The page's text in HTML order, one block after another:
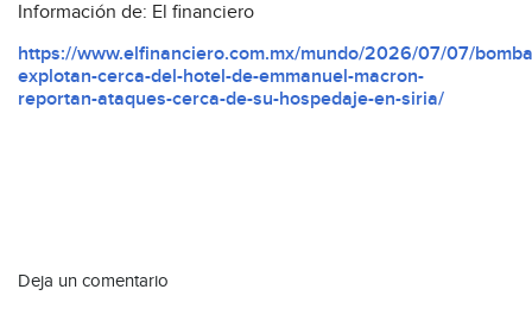
Información de: El financiero
https://www.elfinanciero.com.mx/mundo/2026/07/07/
explotan-cerca-del-hotel-de-emmanuel-macron-
reportan-ataques-cerca-de-su-hospedaje-en-siria/
Deja un comentario